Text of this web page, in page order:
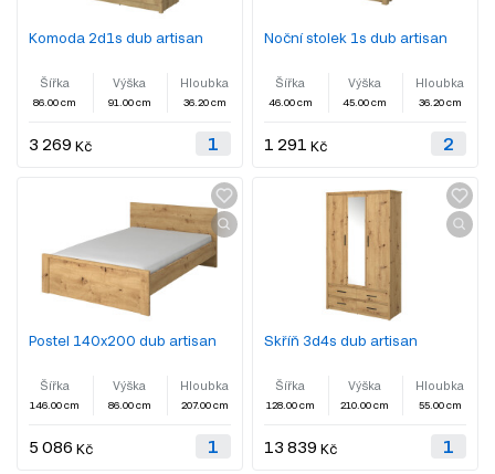
Komoda 2d1s dub artisan
Šířka
86.00 cm
Výška
91.00 cm
Hloubka
36.20 cm
3 269 Kč
Noční stolek 1s dub artisan
Šířka
46.00 cm
Výška
45.00 cm
Hloubka
36.20 cm
1 291 Kč
Postel 140x200 dub artisan
Šířka
146.00 cm
Výška
86.00 cm
Hloubka
207.00 cm
5 086 Kč
Skříň 3d4s dub artisan
Šířka
128.00 cm
Výška
210.00 cm
Hloubka
55.00 cm
13 839 Kč